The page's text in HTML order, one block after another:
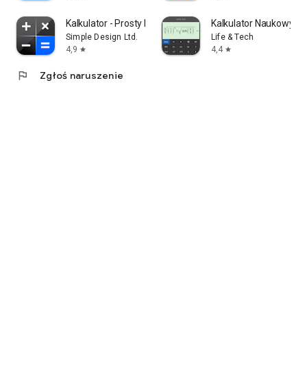
Kalkulator - Prosty kalkulator
Simple Design Ltd.
4,9 star
Kalkulator Naukowy -
Life & Tech
4,4 star
flag Zgłoś naruszenie